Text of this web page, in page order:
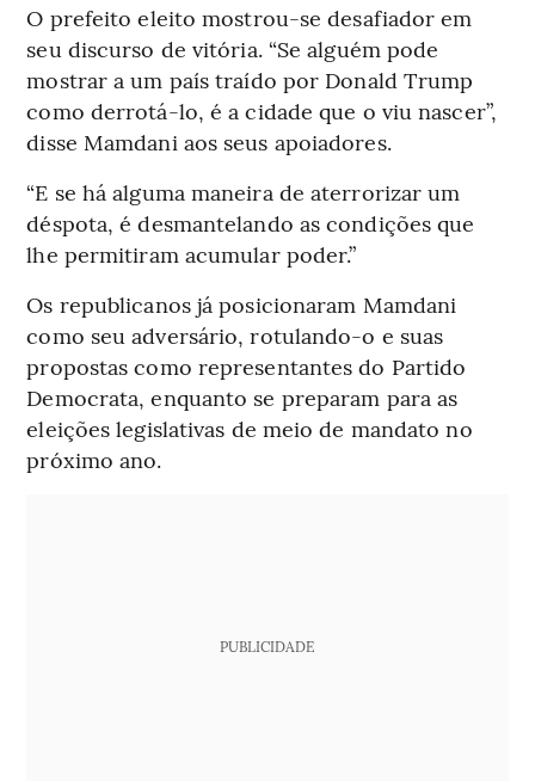
O prefeito eleito mostrou-se desafiador em
seu discurso de vitória. “Se alguém pode
mostrar a um país traído por Donald Trump
como derrotá-lo, é a cidade que o viu nascer”,
disse Mamdani aos seus apoiadores.
“E se há alguma maneira de aterrorizar um
déspota, é desmantelando as condições que
lhe permitiram acumular poder.”
Os republicanos já posicionaram Mamdani
como seu adversário, rotulando-o e suas
propostas como representantes do Partido
Democrata, enquanto se preparam para as
eleições legislativas de meio de mandato no
próximo ano.
PUBLICIDADE